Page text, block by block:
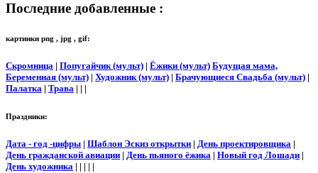
Последние добавленные :
картинки png , jpg , gif:
Скромница | Попугайчик (мульт) | Ёжики (мульт) Будущая мама,
Беременная (мульт) | Художник (мульт) | Брачующиеся Свадьба (мульт) |
Палатка | Трава | | |
Праздники:
Дата - год -цифры | Шаблон Эскиз открытки | День проектировщика |
День гражданской авиации | День пьяного ёжика | Новый год Лошади |
День художника | | | | |